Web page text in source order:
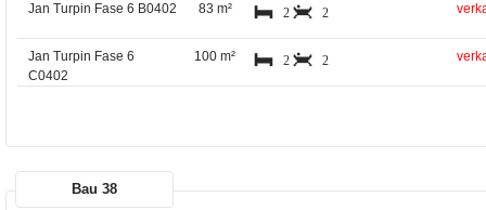
Jan Turpin Fase 6 B0402 83 m² 2 2
Jan Turpin Fase 6
C0402
100 m² 2 2
Bau 38